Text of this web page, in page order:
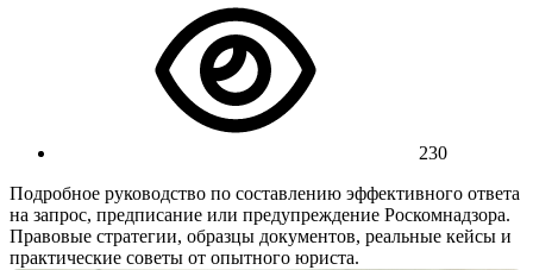
230
Подробное руководство по составлению эффективного ответа
на запрос, предписание или предупреждение Роскомнадзора.
Правовые стратегии, образцы документов, реальные кейсы и
практические советы от опытного юриста.